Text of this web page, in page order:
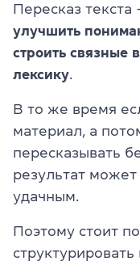
Пересказ
улучшить
строить связные
лексику.
В то же время
материал, а
пересказывать
результат
удачным.
Поэтому стоит